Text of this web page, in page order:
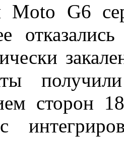
Moto G6
сторон